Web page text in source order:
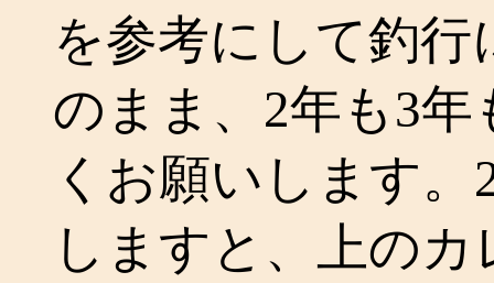
を参考にして釣
のまま、2年も3
くお願いします
しますと、上の